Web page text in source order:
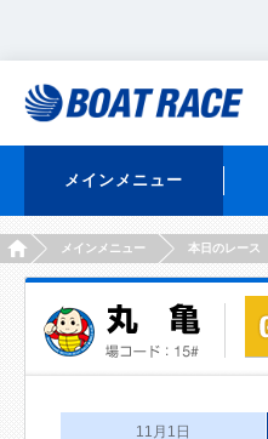
メインメニュー
HOMEメインメニュー 本日のレース
11月1日